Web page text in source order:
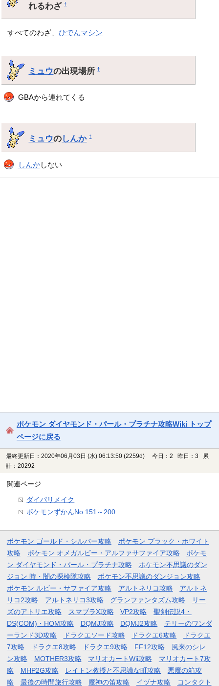
れるわざ†
すべてのわざ、ひでんマシン
ミュウの出現場所†
GBAから連れてくる
ミュウのしんか †
しんかしない
ポケモン ダイヤモンド・パール・プラチナ攻略Wiki トップ
ページに戻る
最終更新日：2020年06月03日 (水) 06:13:50 (2259d)
今日：2 昨日：3 累
計：20292
関連ページ
ダイパリメイク
ポケモンずかんNo.151～200
ポケモン ゴールド・シルバー攻略
ポケモン ブラック・ホワイト
攻略
ポケモン オメガルビー・アルファサファイア攻略
ポケモ
ン ダイヤモンド・パール・プラチナ攻略
ポケモン不思議のダン
ジョン 時・闇の探検隊攻略
ポケモン不思議のダンジョン攻略
ポケモン ルビー・サファイア攻略
アルトネリコ攻略
アルトネ
リコ2攻略
アルトネリコ3攻略 グランファンタズム攻略
リー
ズのアトリエ攻略
スマブラX攻略 VP2攻略
聖剣伝説4・
DS(COM)・HOM攻略
DQMJ攻略 DQMJ2攻略
テリーのワンダ
ーランド3D攻略
ドラクエソード攻略 ドラクエ6攻略
ドラクエ
7攻略
ドラクエ8攻略 ドラクエ9攻略 FF12攻略
風来のシレ
ン攻略
MOTHER3攻略 マリオカートWii攻略
マリオカート7攻
略
MHP2G攻略 レイトン教授と不思議な町攻略
悪魔の箱攻
略
最後の時間旅行攻略 魔神の笛攻略 イヅナ攻略 コンタクト